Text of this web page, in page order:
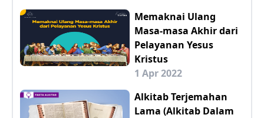
Memaknai Ulang
Masa-masa Akhir dari
Pelayanan Yesus
Kristus
1 Apr 2022
Alkitab Terjemahan
Lama (Alkitab Dalam